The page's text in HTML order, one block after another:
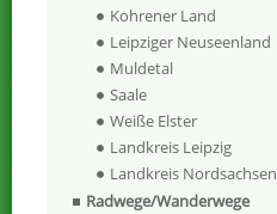
Kohrener Land
Leipziger Neuseenland
Muldetal
Saale
Weiße Elster
Landkreis Leipzig
Landkreis Nordsachsen
Radwege/Wanderwege